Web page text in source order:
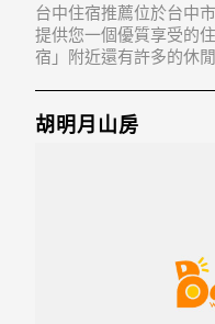
台中住宿推薦位於台中
提供您一個優質享受的
宿」附近還有許多的休
胡明月山房